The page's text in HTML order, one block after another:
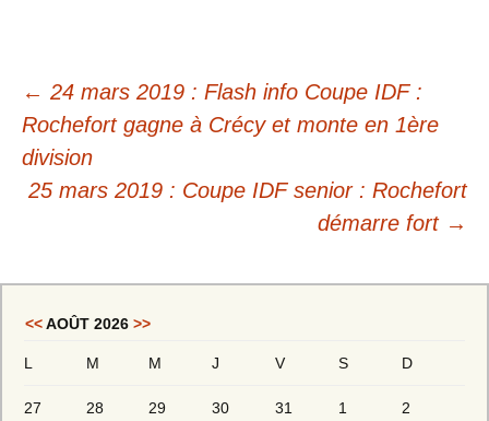
← 24 mars 2019 : Flash info Coupe IDF :
Rochefort gagne à Crécy et monte en 1ère
division
25 mars 2019 : Coupe IDF senior : Rochefort
démarre fort →
<<AOÛT 2026 >>
L M M J V S D
27 28 29 30 31 1 2